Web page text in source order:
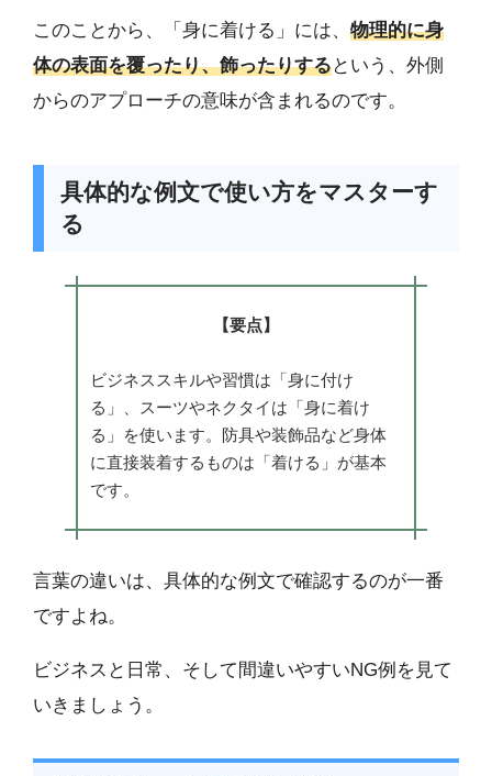
このことから、「身に着ける」には、 物理的に身
体の表面を覆ったり、飾ったりするという、外側
からのアプローチの意味が含まれるのです。
具体的な例文で使い方をマスターす
る
【要点】
ビジネススキルや習慣は「身に付け
る」、スーツやネクタイは「身に着け
る」を使います。防具や装飾品など身体
に直接装着するものは「着ける」が基本
です。
言葉の違いは、具体的な例文で確認するのが一番
ですよね。
ビジネスと日常、そして間違いやすいNG例を見て
いきましょう。